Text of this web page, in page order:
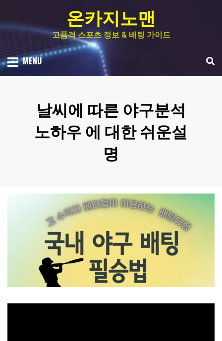
content
온카지노맨
고품격 스포츠 정보 & 배팅 가이드
MENU
날씨에 따른 야구분석
노하우 에 대한 쉬운설
명